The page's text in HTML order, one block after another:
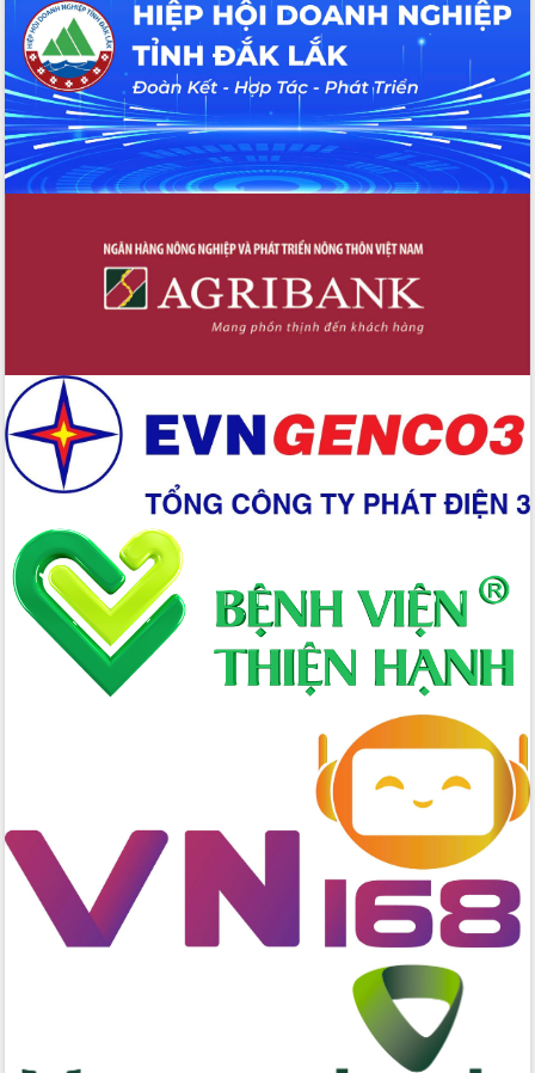
UBND tỉnh họp báo định kỳ tháng 4
năm 2026
Hội thảo khoa học “Giải pháp thúc đẩy
phát triển nền kinh tế xanh tại tỉnh
Đắk Lắk”
Tăng cường giám sát, đôn đốc thực
hiện nhiệm vụ quản lý tài sản công
công tác cải cách thủ tục hành chính
tại Trung tâm Phục vụ hành chính
Đắk Lắk: Tôn vinh 46 giải pháp tại Hội
Đắk Lắk rà soát, điều chỉnh Đề án 190
về phát triển nuôi trồng thủy sản
Phó Chủ tịch UBND tỉnh Đắk Lắk
Trương Công Thái kiểm tra thực địa
Dự án cao tốc Khánh Hòa - Buôn Ma
Định vị cà phê Việt Nam như một “di
sản sống” trong dòng chảy toàn cầu
Xây dựng nông thôn mới: Nâng cao đời
sống người dân từ những mô hình thiết
Quyết liệt tháo gỡ vướng mắc, đẩy
nhanh tiến độ các dự án trọng điểm
Đắk Lắk thời kỳ 2021-2030, tầm nhìn
đến năm 2050
Phát động chiến dịch 30 ngày đêm
giải phóng mặt bằng Tuyến đường bộ
ven biển